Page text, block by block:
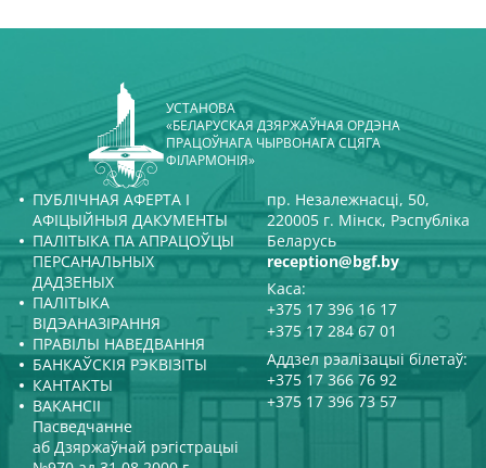
УСТАНОВА
«БЕЛАРУСКАЯ ДЗЯРЖАЎНАЯ ОРДЭНА
ПРАЦОЎНАГА ЧЫРВОНАГА СЦЯГА
ФІЛАРМОНІЯ»
ПУБЛІЧНАЯ АФЕРТА І
АФІЦЫЙНЫЯ ДАКУМЕНТЫ
ПАЛІТЫКА ПА АПРАЦОЎЦЫ
ПЕРСАНАЛЬНЫХ
ДАДЗЕНЫХ
ПАЛІТЫКА
ВІДЭАНАЗІРАННЯ
ПРАВІЛЫ НАВЕДВАННЯ
БАНКАЎСКІЯ РЭКВІЗІТЫ
КАНТАКТЫ
ВАКАНСІІ
пр. Незалежнасці, 50,
220005 г. Мінск, Рэспубліка
Беларусь
reception@bgf.by
Каса:
+375 17 396 16 17
+375 17 284 67 01
Аддзел рэалізацыі білетаў:
+375 17 366 76 92
+375 17 396 73 57
Пасведчанне
аб Дзяржаўнай рэгістрацыі